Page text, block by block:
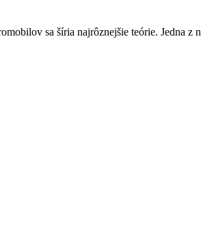
sa šíria najrôznejšie teórie. Jedna z